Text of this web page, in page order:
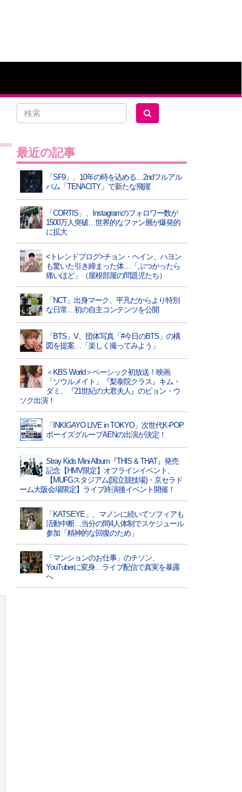
最近の記事
「SF9」、10年の時を込める…2ndフルアル
バム「TENACITY」で新たな飛躍
「CORTIS」、Instagramのフォロワー数が
1500万人突破…世界的なファン層が爆発的
に拡大
<トレンドブログ>チョン・ヘイン、ハヨン
も驚いた引き締まった体…「ぶつかったら
痛いほど」（屋根部屋の問題児たち）
「NCT」出身マーク、平凡だからより特別
な日常…初の自主コンテンツを公開
「BTS」V、団体写真「#今日のBTS」の構
図を提案…「楽しく撮ってみよう」
＜KBS World＞ベーシック初放送！映画
「ソウルメイト」『梨泰院クラス』キム・
ダミ、『21世紀の大君夫人』のピョン・ウ
ソク出演！
「INKIGAYO LIVE in TOKYO」次世代K-POP
ボーイズグループAENの出演が決定！
Stray Kids Mini Album『THIS & THAT』発売
記念【HMV限定】オフラインイベント、
【MUFGスタジアム(国立競技場)・京セラド
ーム大阪会場限定】ライブ終演後イベント開催！
「KATSEYE」、マノンに続いてソフィアも
活動中断…当分の間4人体制でスケジュール
参加「精神的な回復のため」
「マンションのお仕事」のチソン、
YouTuberに変身…ライブ配信で真実を暴露
へ